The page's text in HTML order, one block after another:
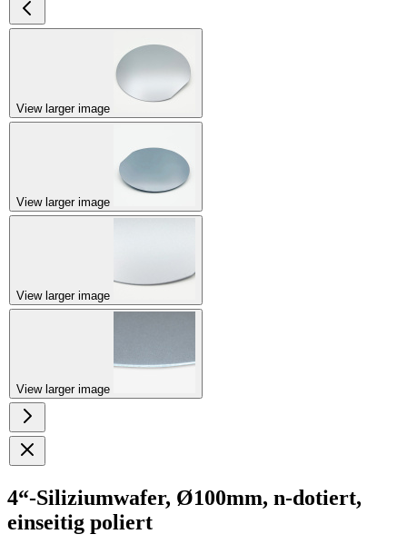
View larger image
View larger image
View larger image
View larger image
4“-Siliziumwafer, Ø100mm, n-dotiert,
einseitig poliert